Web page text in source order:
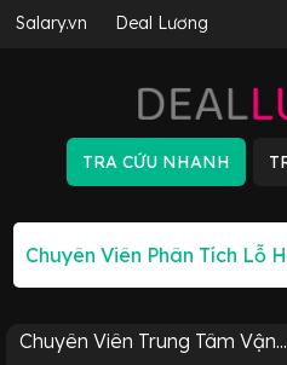
Salary.vn Deal Lương
Chuyên Viên Trung Tâm Vận...